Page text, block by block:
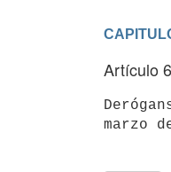
Artículo